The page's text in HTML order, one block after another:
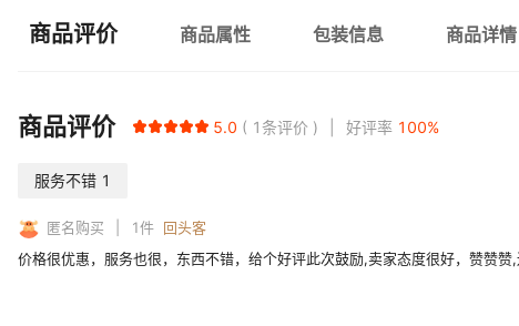
商品评价 商品属性 包装信息 商品详情
商品评价 5.0 1条评价 好评率 100%
服务不错 1
匿名购买 1件 回头客
价格很优惠，服务也很，东西不错，给个好评此次鼓励,卖家态度很好，赞赞